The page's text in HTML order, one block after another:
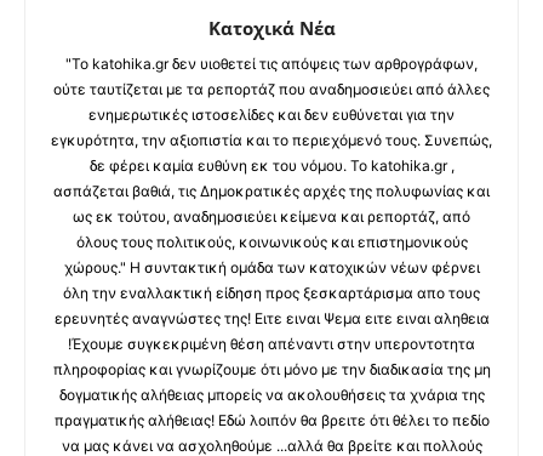
Κατοχικά Νέα
"Το katohika.gr δεν υιοθετεί τις απόψεις των αρθρογράφων,
ούτε ταυτίζεται με τα ρεπορτάζ που αναδημοσιεύει από άλλες
ενημερωτικές ιστοσελίδες και δεν ευθύνεται για την
εγκυρότητα, την αξιοπιστία και το περιεχόμενό τους. Συνεπώς,
δε φέρει καμία ευθύνη εκ του νόμου. Το katohika.gr ,
ασπάζεται βαθιά, τις Δημοκρατικές αρχές της πολυφωνίας και
ως εκ τούτου, αναδημοσιεύει κείμενα και ρεπορτάζ, από
όλους τους πολιτικούς, κοινωνικούς και επιστημονικούς
χώρους." Η συντακτική ομάδα των κατοχικών νέων φέρνει
όλη την εναλλακτική είδηση προς ξεσκαρτάρισμα απο τους
ερευνητές αναγνώστες της! Ειτε ειναι Ψεμα ειτε ειναι αληθεια
!Έχουμε συγκεκριμένη θέση απέναντι στην υπεροντοτητα
πληροφορίας και γνωρίζουμε ότι μόνο με την διαδικασία της μη
δογματικής αλήθειας μπορείς να ακολουθήσεις τα χνάρια της
πραγματικής αλήθειας! Εδώ λοιπόν θα βρειτε ότι θέλει το πεδίο
να μας κάνει να ασχοληθούμε ...αλλά θα βρείτε και πολλούς